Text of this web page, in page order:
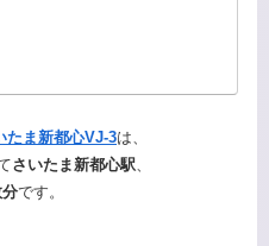
たま新都心VJ-3は、
さいたま新都心駅
です。